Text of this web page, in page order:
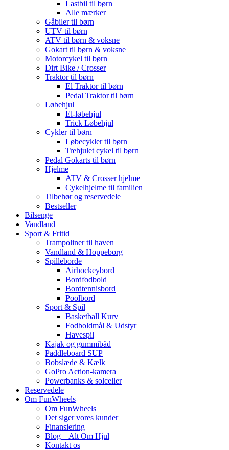
Lastbil til børn
Alle mærker
Gåbiler til børn
UTV til børn
ATV til børn & voksne
Gokart til børn & voksne
Motorcykel til børn
Dirt Bike / Crosser
Traktor til børn
El Traktor til børn
Pedal Traktor til børn
Løbehjul
El-løbehjul
Trick Løbehjul
Cykler til børn
Løbecykler til børn
Trehjulet cykel til børn
Pedal Gokarts til børn
Hjelme
ATV & Crosser hjelme
Cykelhjelme til familien
Tilbehør og reservedele
Bestseller
Bilsenge
Vandland
Sport & Fritid
Trampoliner til haven
Vandland & Hoppeborg
Spilleborde
Airhockeybord
Bordfodbold
Bordtennisbord
Poolbord
Sport & Spil
Basketball Kurv
Fodboldmål & Udstyr
Havespil
Kajak og gummibåd
Paddleboard SUP
Bobslæde & Kælk
GoPro Action-kamera
Powerbanks & solceller
Reservedele
Om FunWheels
Om FunWheels
Det siger vores kunder
Finansiering
Blog – Alt Om Hjul
Kontakt os